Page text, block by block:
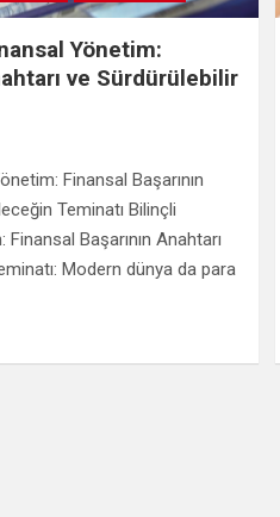
Yönetim:
ve Sürdürülebilir
Finansal Başarının
Teminatı Bilinçli
Başarının Anahtarı
Modern dünya da para